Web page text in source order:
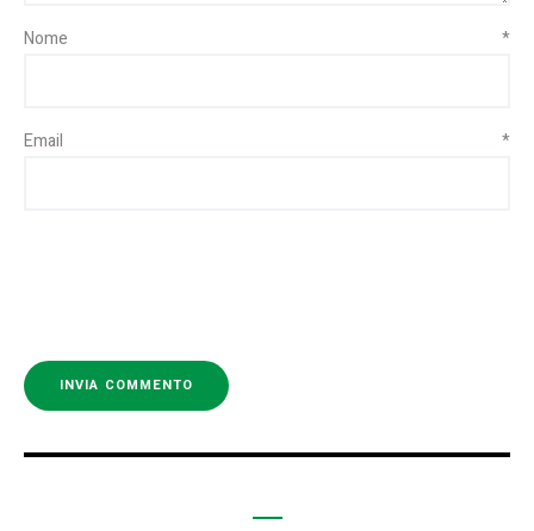
Nome *
Email *